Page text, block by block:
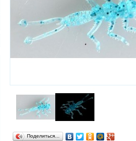
Поделиться…